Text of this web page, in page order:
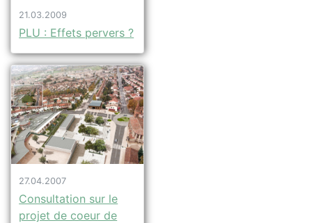
21.03.2009
PLU : Effets pervers ?
27.04.2007
Consultation sur le
projet de coeur de